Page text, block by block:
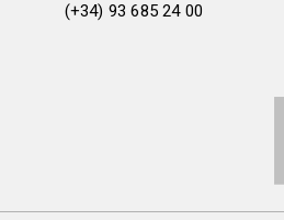
(+34) 93 685 24 00